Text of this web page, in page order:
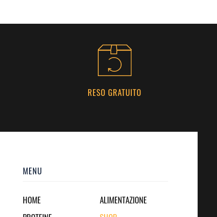
RESO GRATUITO
MENU
HOME
ALIMENTAZIONE